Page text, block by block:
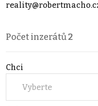
Počet inzerátů2
Chci
Vyberte